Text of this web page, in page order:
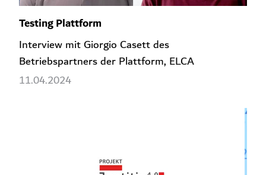
Testing Plattform
Interview mit Giorgio Casett des
Betriebspartners der Plattform, ELCA
11.04.2024